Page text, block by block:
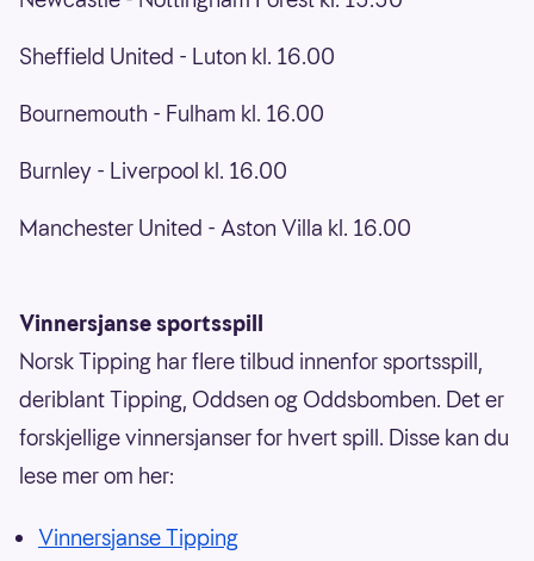
Sheffield United - Luton kl. 16.00
Bournemouth - Fulham kl. 16.00
Burnley - Liverpool kl. 16.00
Manchester United - Aston Villa kl. 16.00
Vinnersjanse sportsspill
Norsk Tipping har flere tilbud innenfor sportsspill,
deriblant Tipping, Oddsen og Oddsbomben. Det er
forskjellige vinnersjanser for hvert spill. Disse kan du
lese mer om her:
Vinnersjanse Tipping